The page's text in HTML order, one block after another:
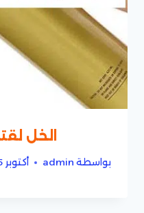
الخل
بواسطة admin أكتوبر 5, 2018